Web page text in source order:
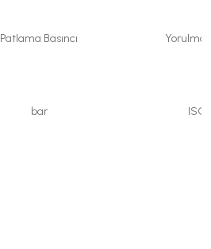
Patlama Basıncı
Yorulma
bar ISO